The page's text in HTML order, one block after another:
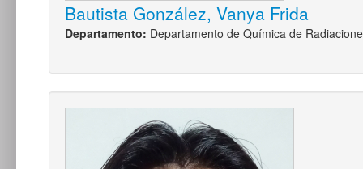
Bautista González, Vanya Frida
Departamento: Departamento de Química de